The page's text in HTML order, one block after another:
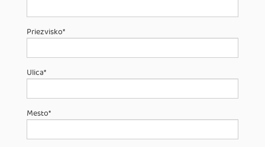
Priezvisko*
Ulica*
Mesto*